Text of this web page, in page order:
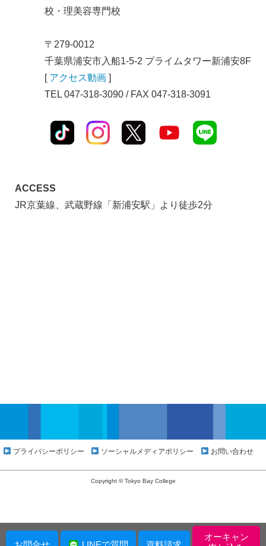
校・理美容専門校
〒279-0012
千葉県浦安市入船1-5-2 プライムタワー新浦安8F
[ アクセス動画 ]
TEL 047-318-3090 / FAX 047-318-3091
ACCESS
JR京葉線、武蔵野線「新浦安駅」より徒歩2分
プライバシーポリシー ソーシャルメディアポリシー お問い合わせ
Copyright © Tokyo Bay College
オーキャン